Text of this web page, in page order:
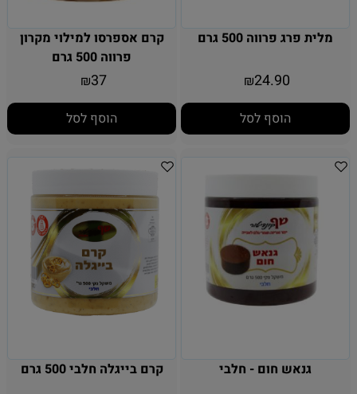
מלית פרג פרווה 500 גרם
₪24.90
הוסף לסל
קרם אספרסו למילוי מקרון
פרווה 500 גרם
₪37
הוסף לסל
גנאש חום - חלבי קרם בייגלה חלבי 500 גרם